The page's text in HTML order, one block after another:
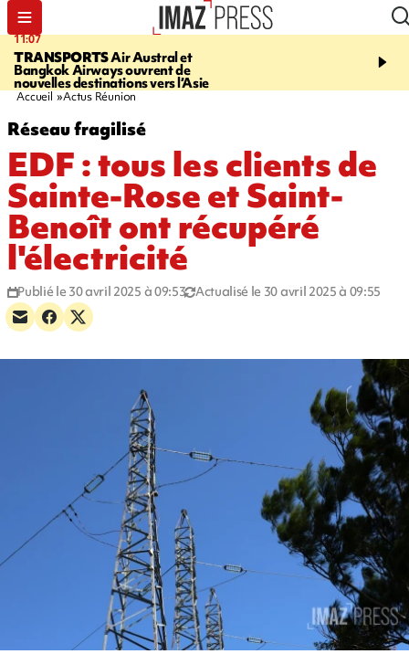
11:07
TRANSPORTSAir Austral et
Bangkok Airways ouvrent de
nouvelles destinations vers l’Asie
11:48
l'eau est dégradée à la
Accueil Actus Réunion
Réseau fragilisé
EDF : tous les clients de
Sainte-Rose et Saint-
Benoît ont récupéré
l'électricité
Publié le 30 avril 2025 à 09:53 Actualisé le 30 avril 2025 à 09:55